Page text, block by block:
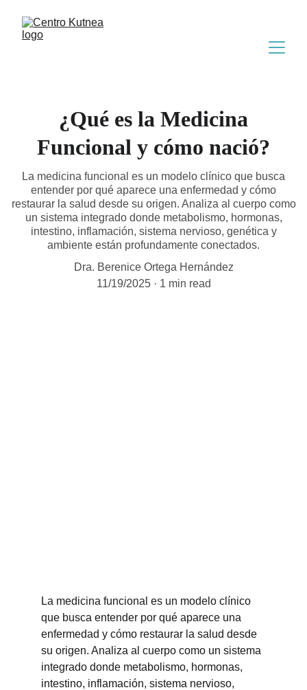
¿Qué es la Medicina
Funcional y cómo nació?
La medicina funcional es un modelo clínico que busca
entender por qué aparece una enfermedad y cómo
restaurar la salud desde su origen. Analiza al cuerpo como
un sistema integrado donde metabolismo, hormonas,
intestino, inflamación, sistema nervioso, genética y
ambiente están profundamente conectados.
Dra. Berenice Ortega Hernández
11/19/2025
1 min read
La medicina funcional es un modelo clínico
que busca entender por qué aparece una
enfermedad y cómo restaurar la salud desde
su origen. Analiza al cuerpo como un sistema
integrado donde metabolismo, hormonas,
intestino, inflamación, sistema nervioso,